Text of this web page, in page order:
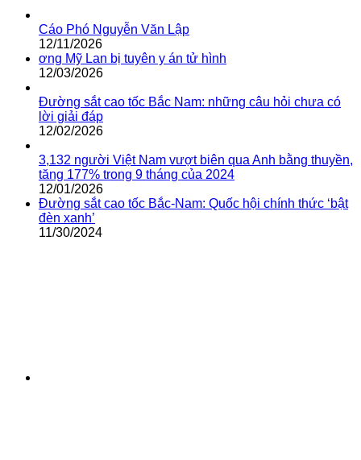
Cáo Phó Nguyễn Văn Lập
12/11/2026
ơng Mỹ Lan bị tuyên y án tử hình
12/03/2026
Đường sắt cao tốc Bắc Nam: những câu hỏi chưa có
lời giải đáp
12/02/2026
3,132 người Việt Nam vượt biên qua Anh bằng thuyền,
tăng 177% trong 9 tháng của 2024
12/01/2026
Đường sắt cao tốc Bắc-Nam: Quốc hội chính thức ‘bật
đèn xanh’
11/30/2024